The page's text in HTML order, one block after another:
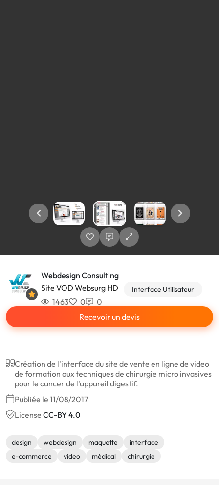
Webdesign Consulting
Site VOD Websurg HD
Interface Utilisateur
1463 0
0
Recevoir un devis
Création de l'interface du site de vente en ligne de video
de formation aux techniques de chirurgie micro invasives
pour le cancer de l'appareil digestif.
Publiée le 11/08/2017
License CC-BY 4.0
design webdesign maquette
interface
e-commerce
video médical chirurgie